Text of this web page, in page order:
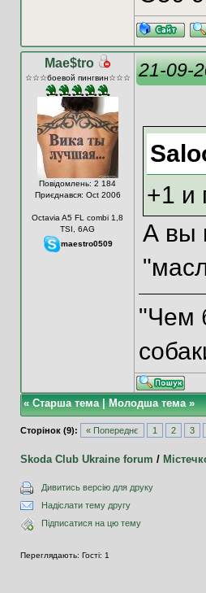
Mae$tro
☆☆☆боевой пингвин☆☆☆
Повідомлень: 2 184
Приєднався: Oct 2006
Octavia A5 FL combi 1,8
TSI, 6AG
maestro0509
21-09-
+1 и
А вы
"Чем
«Старша тема|Молодша тема»
Сторінок (9): « Попереднє 1 2 3
Skoda Club Ukraine forum /
Дивитись версію для друку
Надіслати тему другу
Підписатися на цю тему
Переглядають: Гості: 1